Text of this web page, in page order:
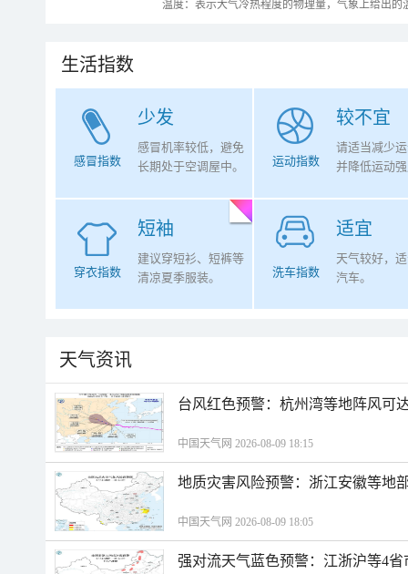
温度：表示大气冷热程度的物理量，气象上给出
生活指数
少发
感冒指数
感冒机率较低，避免
长期处于空调屋中。
较不宜
运动指数
请适当减少
并降低运动
短袖
穿衣指数
建议穿短衫、短裤等
清凉夏季服装。
适宜
洗车指数
天气较好，
汽车。
天气资讯
台风红色预警：杭州湾等地阵风可
中国天气网 2026-08-09 18:15
地质灾害风险预警：浙江安徽等地
中国天气网 2026-08-09 18:05
强对流天气蓝色预警：江浙沪等4